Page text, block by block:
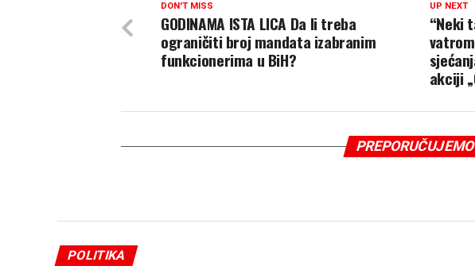
UP NEXT
“Neki
akciji
DON'T MISS
GODINAMA ISTA LICA Da li treba
ograničiti broj mandata izabranim
funkcionerima u BiH?
PREPORUČUJEMO
POLITIKA